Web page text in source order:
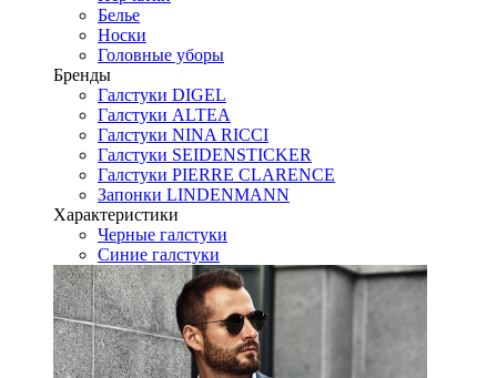
Белье
Носки
Головные уборы
Бренды
Галстуки DIGEL
Галстуки ALTEA
Галстуки NINA RICCI
Галстуки SEIDENSTICKER
Галстуки PIERRE CLARENCE
Запонки LINDENMANN
Характеристики
Черные галстуки
Синие галстуки